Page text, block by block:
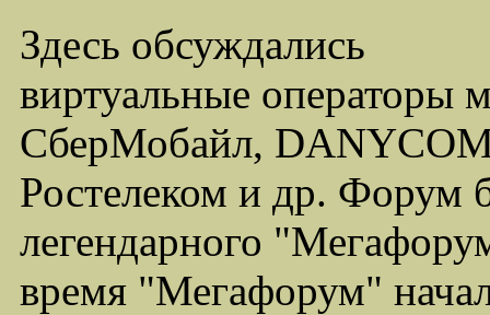
Здесь обсуждались
виртуальные операторы
СберМобайл,
Ростелеком и др. Форум
легендарного
время "Мегафорум"